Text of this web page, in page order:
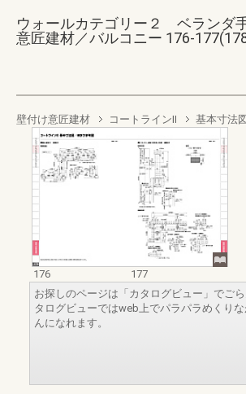
ウォールカテゴリー２ ベランダ
意匠建材／バルコニー 176-
壁付け意匠建材 コートラインII 基本寸法
176
177
お探しのページは「カタログビュー」でご
タログビューではweb上でパラパラめくり
んになれます。